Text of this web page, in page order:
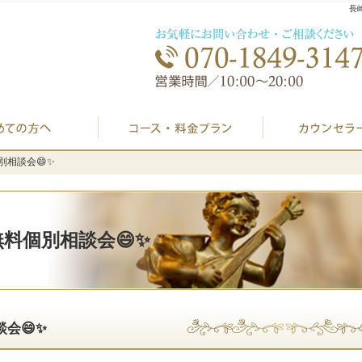
相談会😄✨
料個別相談会😄✨
長
会😄✨
相談会😄✨